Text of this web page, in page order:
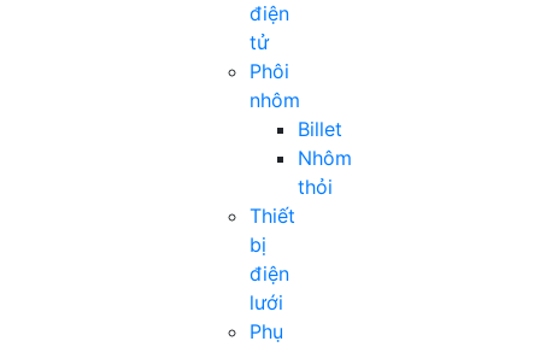
điện
tử
Phôi
nhôm
Billet
Nhôm
thỏi
Thiết
bị
điện
lưới
Phụ